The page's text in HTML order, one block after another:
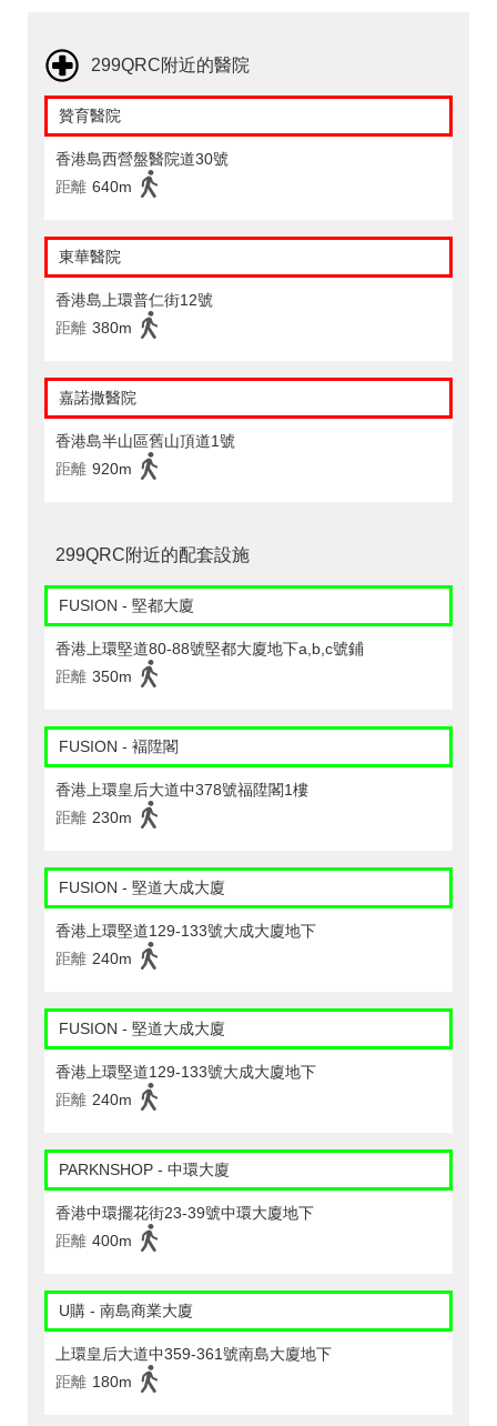
299QRC附近的醫院
贊育醫院
香港島西營盤醫院道30號
距離 640m
東華醫院
香港島上環普仁街12號
距離 380m
嘉諾撒醫院
香港島半山區舊山頂道1號
距離 920m
299QRC附近的配套設施
FUSION - 堅都大廈
香港上環堅道80-88號堅都大廈地下a,b,c號鋪
距離 350m
FUSION - 褔陞閣
香港上環皇后大道中378號福陞閣1樓
距離 230m
FUSION - 堅道大成大廈
香港上環堅道129-133號大成大廈地下
距離 240m
FUSION - 堅道大成大廈
香港上環堅道129-133號大成大廈地下
距離 240m
PARKNSHOP - 中環大廈
香港中環擺花街23-39號中環大廈地下
距離 400m
U購 - 南島商業大廈
上環皇后大道中359-361號南島大廈地下
距離 180m